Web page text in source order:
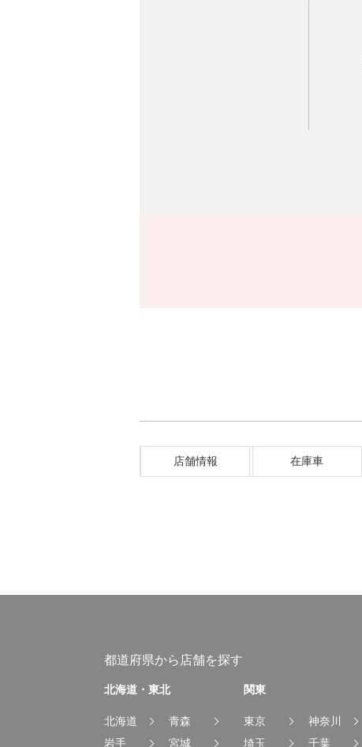
店舗情報 在庫車
都道府県から店舗を探す
北海道・東北
北海道
青森
岩手
宮城
関東
東京
神奈川
埼玉
千葉